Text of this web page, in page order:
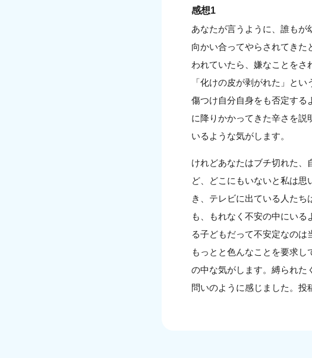
感想1
あなたが言うように、誰もが
向かい合ってやらされてきた
われていたら、嫌なことをさ
「化けの皮が剥がれた」と
傷つけ自分自身をも否定する
に降りかかってきた辛さを説
いるような気がします。
けれどあなたはブチ切れた、
ど、どこにもいないと私は
き、テレビに出ている人たち
も、もれなく不安の中にい
る子どもだって不安定なのは
もっとと色んなことを要求
の中な気がします。縛られた
問いのように感じました。投